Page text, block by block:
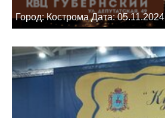
Город: Кострома Дата: 05.11.2024